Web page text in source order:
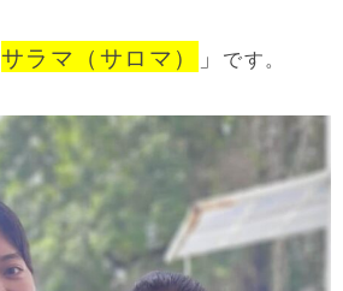
サラマ（サロマ） 」 です。